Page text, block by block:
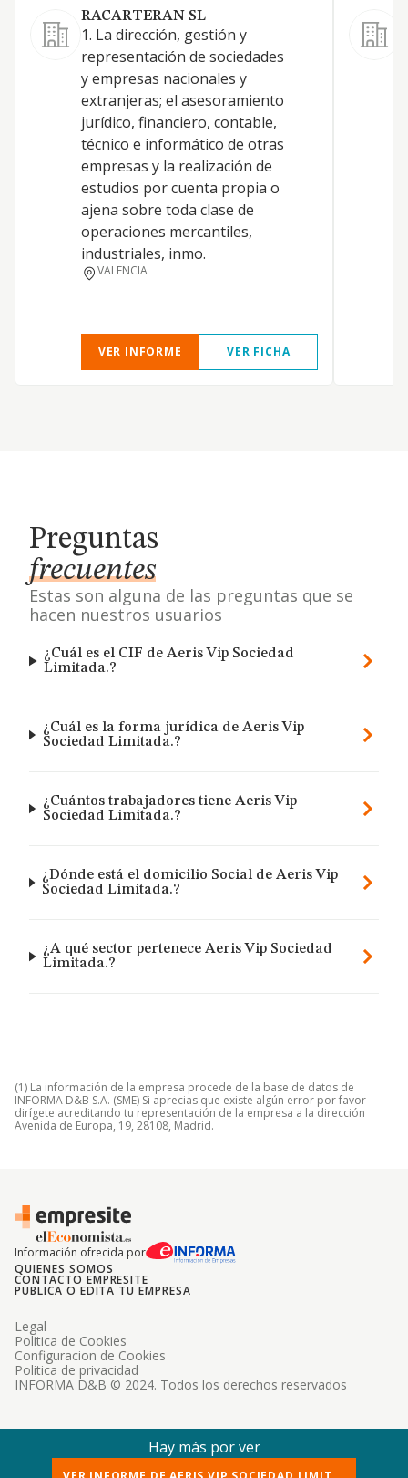
RACARTERAN SL
1. La dirección, gestión y
representación de sociedades
y empresas nacionales y
extranjeras; el asesoramiento
jurídico, financiero, contable,
técnico e informático de otras
empresas y la realización de
estudios por cuenta propia o
ajena sobre toda clase de
operaciones mercantiles,
industriales, inmo.
VALENCIA
VER INFORME VER FICHA
Preguntas
frecuentes
Estas son alguna de las preguntas que se
hacen nuestros usuarios
¿Cuál es el CIF de Aeris Vip Sociedad
Limitada.?
¿Cuál es la forma jurídica de Aeris Vip
Sociedad Limitada.?
¿Cuántos trabajadores tiene Aeris Vip
Sociedad Limitada.?
¿Dónde está el domicilio Social de Aeris Vip
Sociedad Limitada.?
¿A qué sector pertenece Aeris Vip Sociedad
Limitada.?
(1) La información de la empresa procede de la base de datos de
INFORMA D&B S.A. (SME) Si aprecias que existe algún error por favor
dirígete acreditando tu representación de la empresa a la dirección
Avenida de Europa, 19, 28108, Madrid.
Información ofrecida por
QUIENES SOMOS
CONTACTO EMPRESITE
PUBLICA O EDITA TU EMPRESA
INFORMA D&B © 2024. Todos los derechos reservados
Legal
Politica de Cookies
Configuracion de Cookies
Politica de privacidad
Hay más por ver